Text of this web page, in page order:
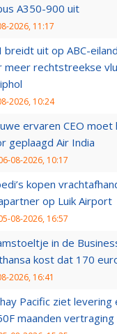
A350-900 uit
2026, 11:17
breidt uit op ABC-
meer rechtstreekse
2026, 10:24
ervaren CEO
geplaagd Air India
08-2026, 10:17
kopen
op Luik Airport
08-2026, 16:57
in de
kost dat 170
2026, 16:41
Pacific ziet levering
maanden